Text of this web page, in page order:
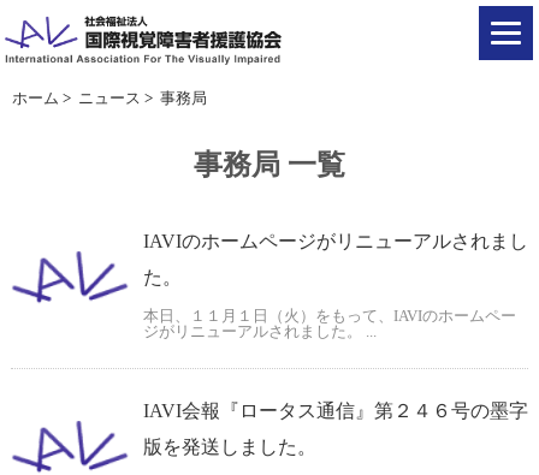
ホーム > ニュース > 事務局
事務局 一覧
IAVIのホームページがリニューアルされまし
た。
本日、１１月１日（火）をもって、IAVIのホームペー
ジがリニューアルされました。 ...
IAVI会報『ロータス通信』第２４６号の墨字
版を発送しました。